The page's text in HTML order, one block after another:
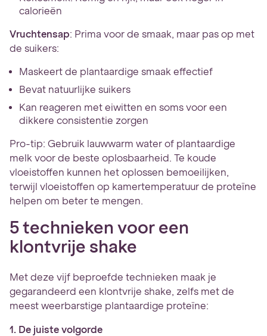
calorieën
Vruchtensap: Prima voor de smaak, maar pas op met
de suikers:
Maskeert de plantaardige smaak effectief
Bevat natuurlijke suikers
Kan reageren met eiwitten en soms voor een
dikkere consistentie zorgen
Pro-tip: Gebruik lauwwarm water of plantaardige
melk voor de beste oplosbaarheid. Te koude
vloeistoffen kunnen het oplossen bemoeilijken,
terwijl vloeistoffen op kamertemperatuur de proteïne
helpen om beter te mengen.
5 technieken voor een
klontvrije shake
Met deze vijf beproefde technieken maak je
gegarandeerd een klontvrije shake, zelfs met de
meest weerbarstige plantaardige proteïne:
1. De juiste volgorde